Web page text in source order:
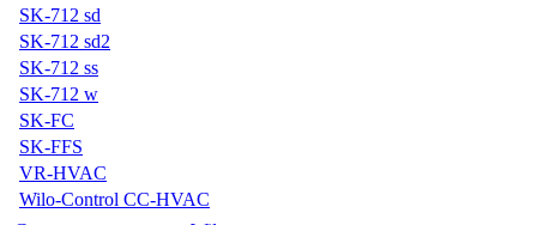
SK-712 sd
SK-712 sd2
SK-712 ss
SK-712 w
SK-FC
SK-FFS
VR-HVAC
Wilo-Control CC-HVAC